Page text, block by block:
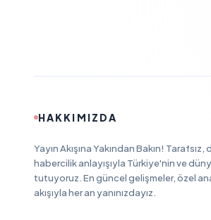
HAKKIMIZDA
Yayın Akışına Yakından Bakın!
habercilik anlayışıyla Türkiye'nin ve
tutuyoruz. En güncel gelişmeler, özel
akışıyla her an yanınızdayız.